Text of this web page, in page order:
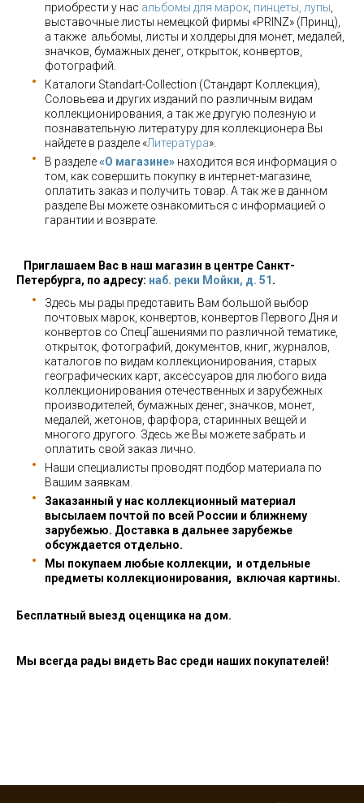
приобрести у нас альбомы для марок пинцеты, лупы
выставочные листы немецкой фирмы «PRINZ» (Принц),
а также альбомы, листы и холдеры для монет, медалей,
значков, бумажных денег, открыток, конвертов,
фотографий.
Каталоги Standart-Collection (Стандарт Коллекция),
Соловьева и других изданий по различным видам
коллекционирования, а так же другую полезную и
познавательную литературу для коллекционера Вы
найдете в разделе «Литература».
В разделе«О магазине» находится вся информация о
том, как совершить покупку в интернет-магазине,
оплатить заказ и получить товар. А так же в данном
разделе Вы можете ознакомиться с информацией о
гарантии и возврате.
Приглашаем Вас в наш магазин в центре Санкт-
Петербурга, по адресу: наб. реки Мойки, д. 51 .
Здесь мы рады представить Вам большой выбор
почтовых марок, конвертов, конвертов Первого Дня и
конвертов со СпецГашениями по различной тематике,
открыток, фотографий, документов, книг, журналов,
каталогов по видам коллекционирования, старых
географических карт, аксессуаров для любого вида
коллекционирования отечественных и зарубежных
производителей, бумажных денег, значков, монет,
медалей, жетонов, фарфора, старинных вещей и
многого другого. Здесь же Вы можете забрать и
оплатить свой заказ лично.
Наши специалисты проводят подбор материала по
Вашим заявкам.
Заказанный у нас коллекционный материал
высылаем почтой по всей России и ближнему
зарубежью. Доставка в дальнее зарубежье
обсуждается отдельно.
Мы покупаем любые коллекции, и отдельные
предметы коллекционирования, включая картины.
Бесплатный выезд оценщика на дом.
Мы всегда рады видеть Вас среди наших покупателей!